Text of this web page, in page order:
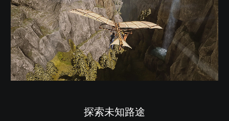
探索未知路途